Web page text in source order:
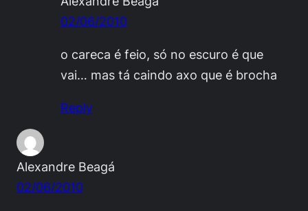
02/06/2010
o careca é feio, só no escuro é que
vai… mas tá caindo axo que é brocha
Reply
Alexandre Beagá
02/06/2010